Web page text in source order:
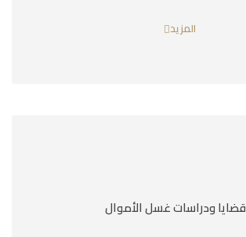
المزيد
قضايا ودراسات غسل الأموال